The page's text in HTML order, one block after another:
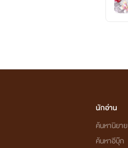
นักอ่าน
ค้นหานิยาย
ค้นหาอีบุ๊ก